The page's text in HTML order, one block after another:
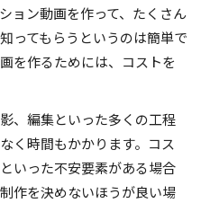
ョン動画を作って、たくさん
ってもらうというのは簡単で
を作るためには、コストを
、編集といった多くの工程
く時間もかかります。コス
いった不安要素がある場合
作を決めないほうが良い場